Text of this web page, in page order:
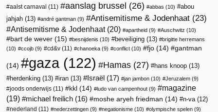
aalst carnaval (11) aanslag brussel (26) abbas (10)
abou
jahjah (13) andré gantman (9) Antisemitisme & Jodenhaat (23)
Antisemitisme & Jodenhaat(20) apartheid (9) Auschwitz (10)
bart de wever (15) besnijdenis (10) beveiliging (13)
brigitte herremans
(10)
ccojb (9) cd&v (11) chanoeka (9) conflict (10) fjo (14) gantman
(14) gaza(122) Hamas (27) hans knoop (13)
herdenking (13) iran (13) Israël (17) jan jambon (10) Jeruzalem (9)
joods onderwijs (11) kkl (14) ludo van campenhout (9)
magazine
(19)
michael freilich (16) moshe aryeh friedman (14) n-va(12)
nederland (11) nederzettingen (9) negationisme (10) olympische spelen (9)